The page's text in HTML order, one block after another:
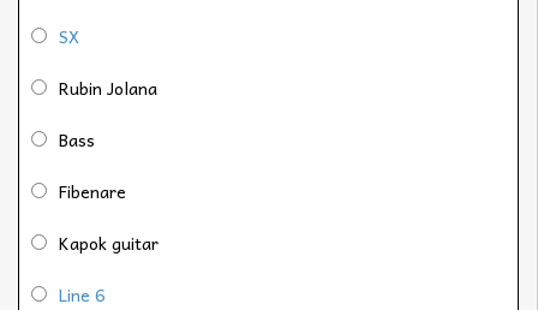
SX
Rubin Jolana
Bass
Fibenare
Kapok guitar
Line 6